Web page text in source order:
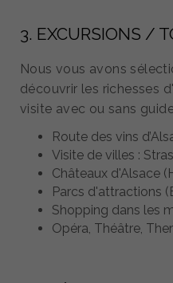
3. EXCURSIONS /
Nous vous avons
découvrir les richesses
visite avec ou sans
Route des vins
Visite de villes :
Châteaux d'Alsace
Parcs d'attractions
Shopping dans les
Opéra, Théâtre,